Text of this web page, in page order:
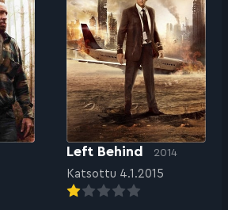
Left Behind 2014
Katsottu 4.1.2015